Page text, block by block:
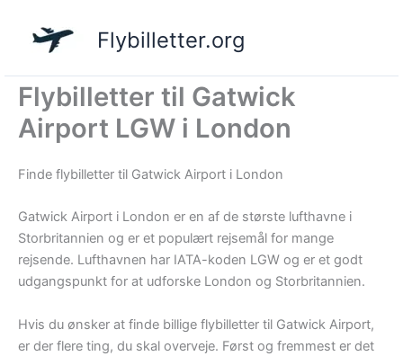
indholdet
Flybilletter.org
Flybilletter til Gatwick
Airport LGW i London
Finde flybilletter til Gatwick Airport i London
Gatwick Airport i London er en af de største lufthavne i
Storbritannien og er et populært rejsemål for mange
rejsende. Lufthavnen har IATA-koden LGW og er et godt
udgangspunkt for at udforske London og Storbritannien.
Hvis du ønsker at finde billige flybilletter til Gatwick Airport,
er der flere ting, du skal overveje. Først og fremmest er det